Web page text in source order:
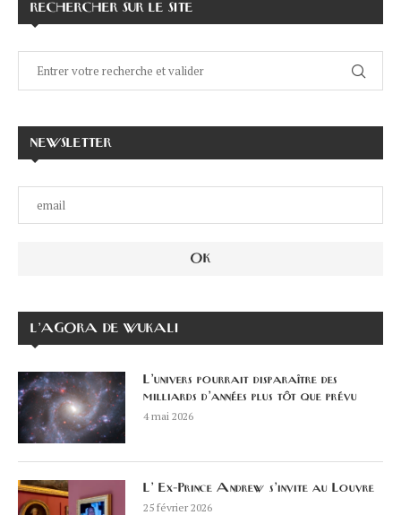
RECHERCHER SUR LE SITE
NEWSLETTER
L’AGORA DE WUKALI
L’univers pourrait disparaître des
milliards d’années plus tôt que prévu
4 mai 2026
L’ Ex-Prince Andrew s’invite au Louvre
25 février 2026